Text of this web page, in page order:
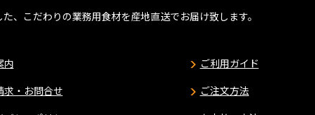
、こだわりの業務用食材を産地直送でお届け致します。
内
求・お問合せ
ご利用ガイド
ご注文方法